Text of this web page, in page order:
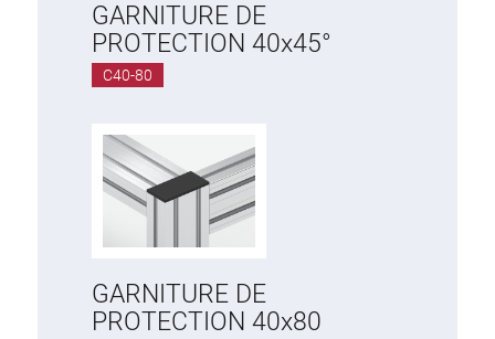
GARNITURE DE
PROTECTION 40x45°
C40-80
GARNITURE DE
PROTECTION 40x80